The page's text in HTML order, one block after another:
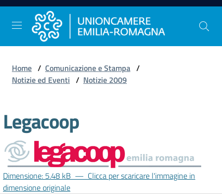
Vai al contenuto
Vai alla navigazione
Vai al footer
Comunicazione
Studi
e
Statistica
Home / Comunicazione e Stampa /
Notizie ed Eventi / Notizie 2009
Legacoop
Dimensione: 5.48 kB — Clicca per scaricare l'immagine in
dimensione originale